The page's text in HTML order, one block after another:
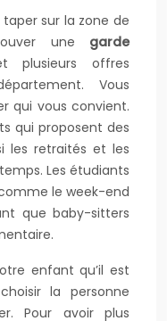
sur la zone de
une garde
offres
Vous
qui vous convient.
qui proposent des
les retraités et les
Les étudiants
le week-end
que baby-sitters
enfant qu’il est
la personne
Pour avoir plus